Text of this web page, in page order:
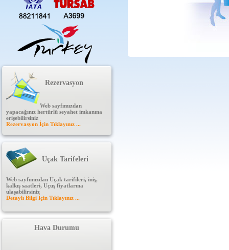
Rezervasyon
Web sayfımızdan
yapacağınız hertürlü seyahet imkanına
erişebilirsiniz
Rezervasyon İçin Tıklayınız ...
Uçak Tarifeleri
Web sayfımızdan Uçak tarifileri, iniş,
kalkış saatleri, Uçuş fiyatlarına
ulaşabilirsiniz
Detaylı Bilgi İçin Tıklayınız ...
Hava Durumu